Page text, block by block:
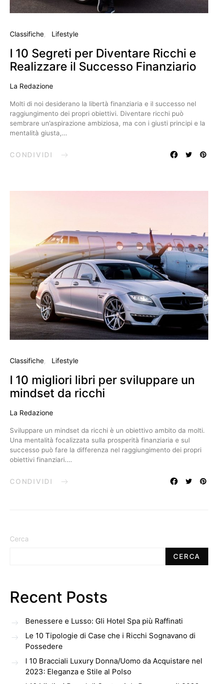
Classifiche Lifestyle
I 10 Segreti per Diventare Ricchi e
Realizzare il Successo Finanziario
La Redazione
Molti di noi desiderano la libertà finanziaria e il successo nel
raggiungimento dei propri obiettivi. Diventare ricchi può
sembrare un’aspirazione ambiziosa, ma con i giusti principi e la
mentalità giusta,…
CONDIVIDI
Classifiche Lifestyle
I 10 migliori libri per sviluppare un
mindset da ricchi
La Redazione
Sviluppare un mindset da ricchi è un obiettivo ambito da molti.
Una mentalità focalizzata sulla prosperità finanziaria e sul
successo può fare la differenza nel raggiungimento dei propri
obiettivi finanziari.…
CONDIVIDI
Cerca
CERCA
Recent Posts
Benessere e Lusso: Gli Hotel Spa più Raffinati
Le 10 Tipologie di Case che i Ricchi Sognavano di
Possedere
I 10 Bracciali Luxury Donna/Uomo da Acquistare nel
2023: Eleganza e Stile al Polso